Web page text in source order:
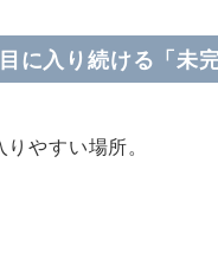
に入り続ける「未完
やすい場所。